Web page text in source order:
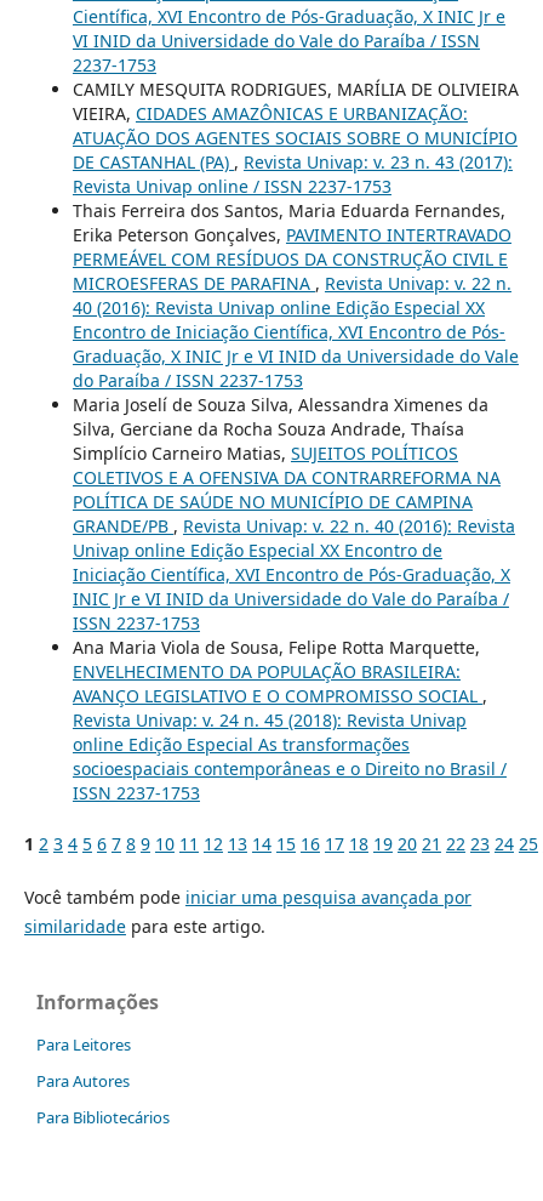
Científica, XVI Encontro de Pós-Graduação, X INIC Jr e
VI INID da Universidade do Vale do Paraíba / ISSN
2237-1753
CAMILY MESQUITA RODRIGUES, MARÍLIA DE OLIVIEIRA
VIEIRA, CIDADES AMAZÔNICAS E URBANIZAÇÃO:
ATUAÇÃO DOS AGENTES SOCIAIS SOBRE O MUNICÍPIO
DE CASTANHAL (PA) , Revista Univap: v. 23 n. 43 (2017):
Revista Univap online / ISSN 2237-1753
Thais Ferreira dos Santos, Maria Eduarda Fernandes,
Erika Peterson Gonçalves, PAVIMENTO INTERTRAVADO
PERMEÁVEL COM RESÍDUOS DA CONSTRUÇÃO CIVIL E
MICROESFERAS DE PARAFINA , Revista Univap: v. 22 n.
40 (2016): Revista Univap online Edição Especial XX
Encontro de Iniciação Científica, XVI Encontro de Pós-
Graduação, X INIC Jr e VI INID da Universidade do Vale
do Paraíba / ISSN 2237-1753
Maria Joselí de Souza Silva, Alessandra Ximenes da
Silva, Gerciane da Rocha Souza Andrade, Thaísa
Simplício Carneiro Matias, SUJEITOS POLÍTICOS
COLETIVOS E A OFENSIVA DA CONTRARREFORMA NA
POLÍTICA DE SAÚDE NO MUNICÍPIO DE CAMPINA
GRANDE/PB , Revista Univap: v. 22 n. 40 (2016): Revista
Univap online Edição Especial XX Encontro de
Iniciação Científica, XVI Encontro de Pós-Graduação, X
INIC Jr e VI INID da Universidade do Vale do Paraíba /
ISSN 2237-1753
Ana Maria Viola de Sousa, Felipe Rotta Marquette,
ENVELHECIMENTO DA POPULAÇÃO BRASILEIRA:
AVANÇO LEGISLATIVO E O COMPROMISSO SOCIAL ,
Revista Univap: v. 24 n. 45 (2018): Revista Univap
online Edição Especial As transformações
socioespaciais contemporâneas e o Direito no Brasil /
ISSN 2237-1753
1 2 3 4 5 6 7 8 9 10 11 12 13 14 15 16 17 18 19 20 21 22 23 24 25
Você também pode iniciar uma pesquisa avançada por
similaridadepara este artigo.
Informações
Para Leitores
Para Autores
Para Bibliotecários